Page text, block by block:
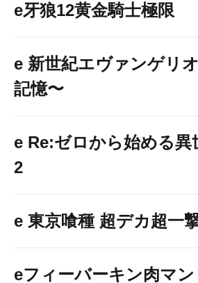
e牙狼12黄金騎士極限
e 新世紀エヴァンゲリ
記憶〜
e Re:ゼロから始める
2
e 東京喰種 超デカ超一
eフィーバーキン肉マン